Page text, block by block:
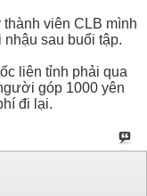
viên CLB mình
nhậu sau buổi tập.
liên tỉnh phải qua
góp 1000 yên
đi lại.